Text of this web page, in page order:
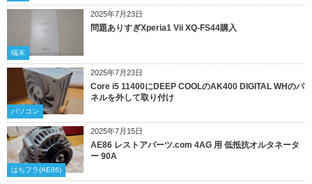
2025年7月23日
端末
問題ありすぎXperia1 Vii XQ-FS44購入
2025年7月23日
パソコン
Core i5 11400にDEEP COOLのAK400 DIGITAL WHのパ
ネルを外して取り付け
2025年7月15日
はちフラ(AE86)
AE86 レストアパーツ.com 4AG 用 低抵抗オルタネータ
ー 90A